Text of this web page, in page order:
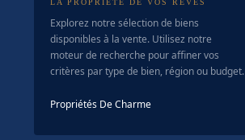
LA PROPRIÉTÉ DE VOS RÊVES
Explorez notre sélection de biens
disponibles à la vente. Utilisez notre
moteur de recherche pour affiner vos
critères par type de bien, région ou budget.
Propriétés De Charme